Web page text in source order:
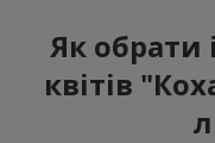
Як обрати
квітів